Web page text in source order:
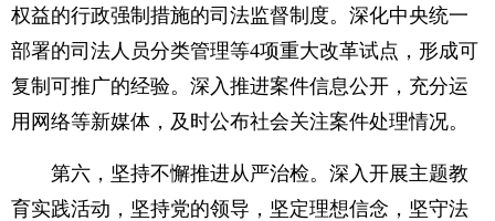
权益的行政强制措施的司法监督制度。深化中央统一
部署的司法人员分类管理等4项重大改革试点，形成可
复制可推广的经验。深入推进案件信息公开，充分运
用网络等新媒体，及时公布社会关注案件处理情况。
第六，坚持不懈推进从严治检。深入开展主题教
育实践活动，坚持党的领导，坚定理想信念，坚守法